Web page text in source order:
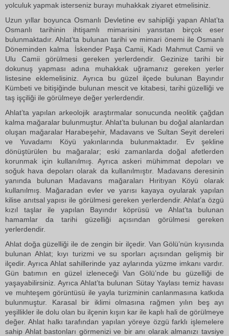
yolculuk yapmak isterseniz burayı muhakkak ziyaret etmelisiniz.
Uzun yıllar boyunca Osmanlı Devletine ev sahipliği yapan Ahlat’ta
Osmanlı tarihinin ihtişamlı mimarisini yansıtan birçok eser
bulunmaktadır. Ahlat’ta bulunan tarihi ve mimari önemi ile Osmanlı
Döneminden kalma İskender Paşa Camii, Kadı Mahmut Camii ve
Ulu Camii görülmesi gereken yerlerdendir. Gezinize tarihi bir
dokunuş yapması adına muhakkak uğramanız gereken yerler
listesine eklemelisiniz. Ayrıca bu güzel ilçede bulunan Bayındır
Kümbeti ve bitişiğinde bulunan mescit ve kitabesi, tarihi güzelliği ve
taş işçiliği ile görülmeye değer yerlerdendir.
Ahlat’ta yapılan arkeolojik araştırmalar sonucunda neolitik çağdan
kalma mağaralar bulunmuştur. Ahlat’ta bulunan bu doğal alanlardan
oluşan mağaralar Harabeşehir, Madavans ve Sultan Seyit dereleri
ve Yuvadamı Köyü yakınlarında bulunmaktadır. Ev şekline
dönüştürülen bu mağaralar; eski zamanlarda doğal afetlerden
korunmak için kullanılmış. Ayrıca askeri mühimmat depoları ve
soğuk hava depoları olarak da kullanılmıştır. Madavans deresinin
yanında bulunan Madavans mağaraları Hıritıyan Köyü olarak
kullanılmış. Mağaradan evler ve yarısı kayaya oyularak yapılan
kilise anıtsal yapısı ile görülmesi gereken yerlerdendir. Ahlat’a özgü
kızıl taşlar ile yapılan Bayındır köprüsü ve Ahlat’ta bulunan
hamamlar da tarihi güzelliği açısından görülmesi gereken
yerlerdendir.
Ahlat doğa güzelliği ile de zengin bir ilçedir. Van Gölü’nün kıyısında
bulunan Ahlat; kıyı turizmi ve su sporları açısından gelişmiş bir
ilçedir. Ayrıca Ahlat sahillerinde yaz aylarında yüzme imkanı vardır.
Gün batımın en güzel izleneceği Van Gölü’nde bu güzelliği de
yaşayabilirsiniz. Ayrıca Ahlat’ta bulunan Sütay Yaylası temiz havası
ve muhteşem görüntüsü ile yayla turizminin canlanmasına katkıda
bulunmuştur. Karasal bir iklimi olmasına rağmen yılın beş ayı
yeşillikler ile dolu olan bu ilçenin kışın kar ile kaplı hali de görülmeye
değer. Ahlat halkı tarafından yapılan yöreye özgü farklı işlemelere
sahip Ahlat bastonları görmenizi ve bir anı olarak almanızı tavsiye